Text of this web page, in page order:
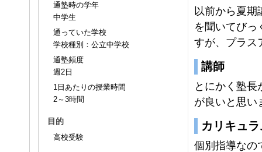
通塾時の学年
中学生
通っていた学校
学校種別：公立中学校
通塾頻度
週2日
1日あたりの授業時間
2～3時間
目的
高校受験
以前から夏
を聞いてびっ
すが、プラス
講師
とにかく塾
が良いと思い
カリキュ
個別指導なの